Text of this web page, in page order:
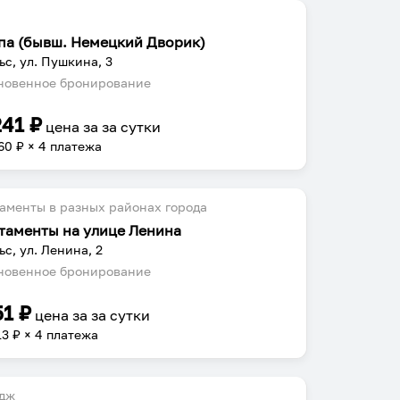
(бывш. Немецкий Дворик)
ул. Пушкина, 3
бронирование
₽ цена заза сутки
₽ × 4 платежа
в разных районах города
на улице Ленина
ул. Ленина, 2
бронирование
₽ цена заза сутки
₽ × 4 платежа